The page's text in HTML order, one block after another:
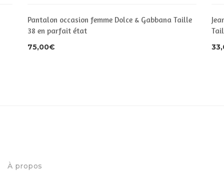
Pantalon occasion femme Dolce & Gabbana Taille
38 en parfait état
75,00€
À propos